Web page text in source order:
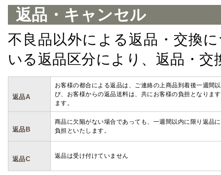
返品・キャンセル
不良品以外による返品・交換
いる返品区分により、返品・
返品A
お客様の都合による返品は、ご連絡の上商品到着後一週間
び、お客様からの返品送料は、共にお客様の負担となりま
ます。
返品B
商品に欠陥がない場合であっても、一週間以内に限り返品
負担といたします。
返品C 返品は受け付けていません